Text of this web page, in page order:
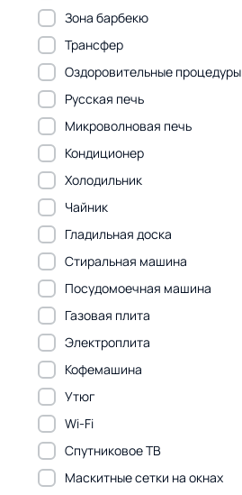
Зона барбекю
Трансфер
Оздоровительные процедуры
Русская печь
Микроволновая печь
Кондиционер
Холодильник
Чайник
Гладильная доска
Стиральная машина
Посудомоечная машина
Газовая плита
Электроплита
Кофемашина
Утюг
Wi-Fi
Спутниковое ТВ
Маскитные сетки на окнах